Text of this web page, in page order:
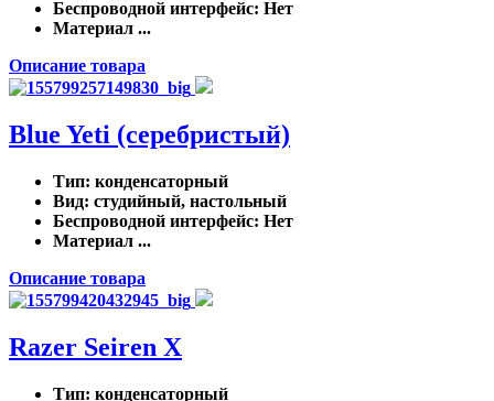
Беспроводной интерфейс: Нет
Материал ...
Описание товара
Blue Yeti (серебристый)
Тип: конденсаторный
Вид: студийный, настольный
Беспроводной интерфейс: Нет
Материал ...
Описание товара
Razer Seiren X
Тип: конденсаторный